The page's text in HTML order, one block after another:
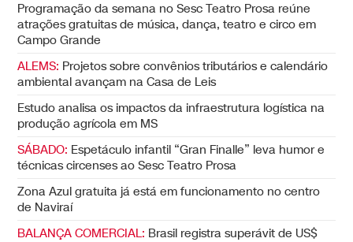
Programação da semana no Sesc Teatro Prosa reúne
atrações gratuitas de música, dança, teatro e circo em
Campo Grande
ALEMS: Projetos sobre convênios tributários e calendário
ambiental avançam na Casa de Leis
Estudo analisa os impactos da infraestrutura logística na
produção agrícola em MS
SÁBADO: Espetáculo infantil “Gran Finalle” leva humor e
técnicas circenses ao Sesc Teatro Prosa
Zona Azul gratuita já está em funcionamento no centro
de Naviraí
BALANÇA COMERCIAL: Brasil registra superávit de US$